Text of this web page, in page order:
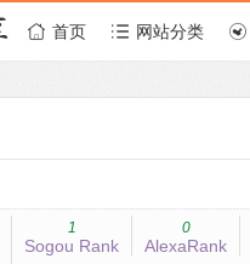
首页 网站分类
1
Sogou Rank
0
AlexaRank